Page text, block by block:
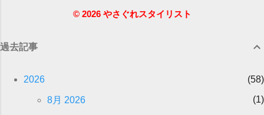
© 2026 やさぐれスタイリスト
過去記事
2026 58
8月 2026 1